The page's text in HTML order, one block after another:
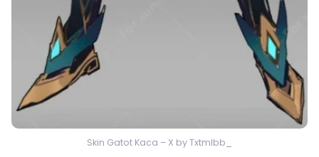
Skin Gatot Kaca – X by Txtmlbb_